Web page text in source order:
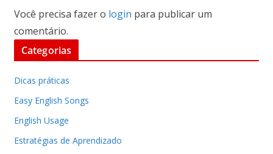
Você precisa fazer o login para publicar um
comentário.
Categorias
Dicas práticas
Easy English Songs
English Usage
Estratégias de Aprendizado